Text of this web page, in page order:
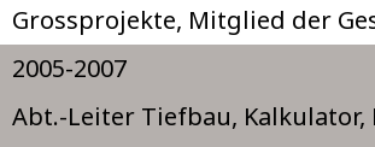
Grossprojekte, Mitglied der
2005-2007
Abt.-Leiter Tiefbau, Kalkulator,